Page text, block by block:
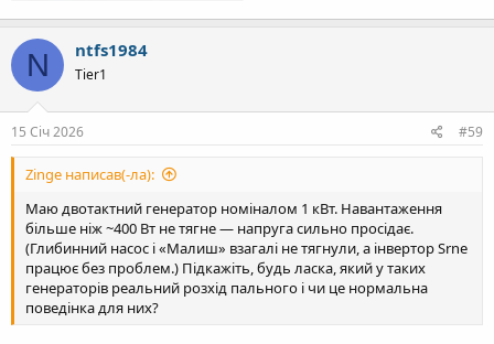
N ntfs1984
Tier1
15 Січ 2026 #59
Zinge написав(-ла):
Маю двотактний генератор номіналом 1 кВт. Навантаження
більше ніж ~400 Вт не тягне — напруга сильно просідає.
(Глибинний насос і «Малиш» взагалі не тягнули, а інвертор Srne
працює без проблем.) Підкажіть, будь ласка, який у таких
генераторів реальний розхід пального і чи це нормальна
поведінка для них?